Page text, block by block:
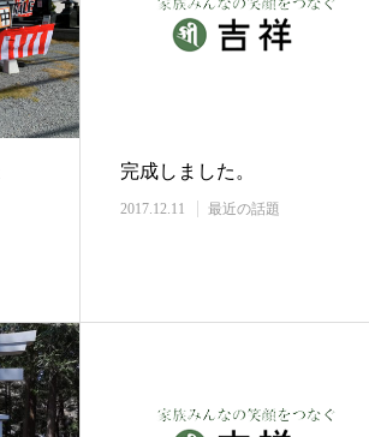
完成しました。
2017.12.11 最近の話題